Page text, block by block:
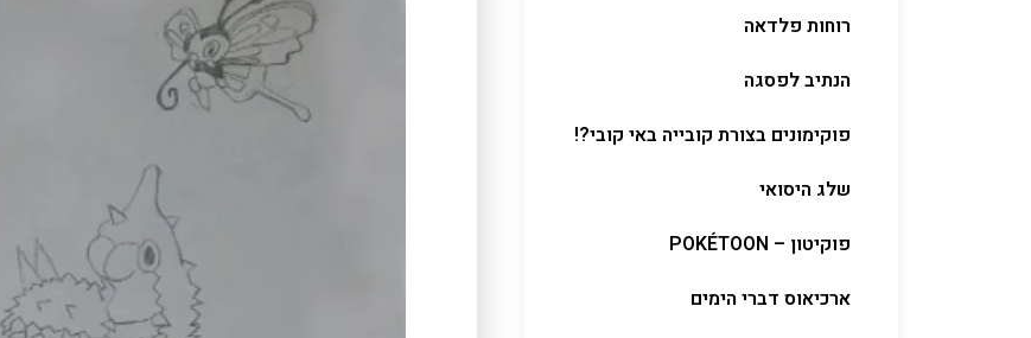
רוחות פלדאה
הנתיב לפסגה
פוקימונים בצורת קובייה באי קובי?!
שלג היסואי
פוקיטון – POKÉTOON
ארכיאוס דברי הימים